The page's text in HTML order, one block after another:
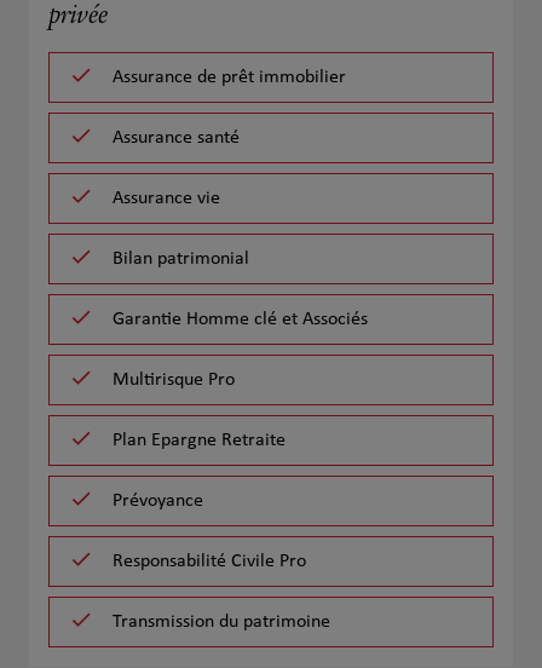
privée
Assurance de prêt immobilier
Assurance santé
Assurance vie
Bilan patrimonial
Garantie Homme clé et Associés
Multirisque Pro
Plan Epargne Retraite
Prévoyance
Responsabilité Civile Pro
Transmission du patrimoine